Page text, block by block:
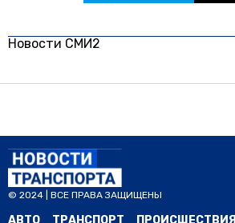
Новости СМИ2
© 2024 | ВСЕ ПРАВА ЗАЩИЩЕНЫ
АВТО ТРАНСПОРТ ПРОИСШЕСТВИЯ